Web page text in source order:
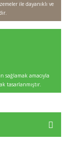
ile dayanıklı ve
sağlamak amacıyla
tasarlanmıştır.